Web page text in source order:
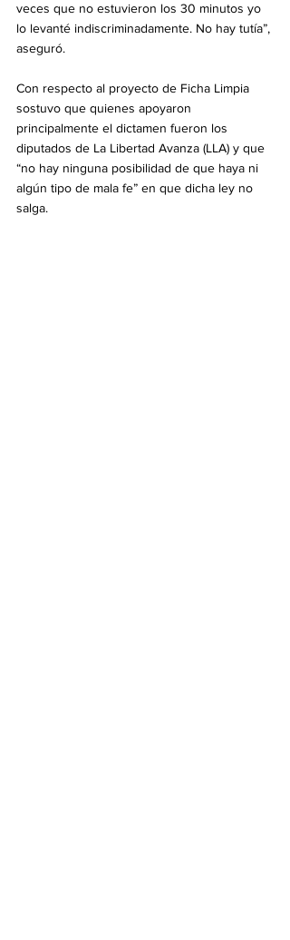
veces que no estuvieron los 30 minutos yo
lo levanté indiscriminadamente. No hay tutía”,
aseguró.
Con respecto al proyecto de Ficha Limpia
sostuvo que quienes apoyaron
principalmente el dictamen fueron los
diputados de La Libertad Avanza (LLA) y que
“no hay ninguna posibilidad de que haya ni
algún tipo de mala fe” en que dicha ley no
salga.